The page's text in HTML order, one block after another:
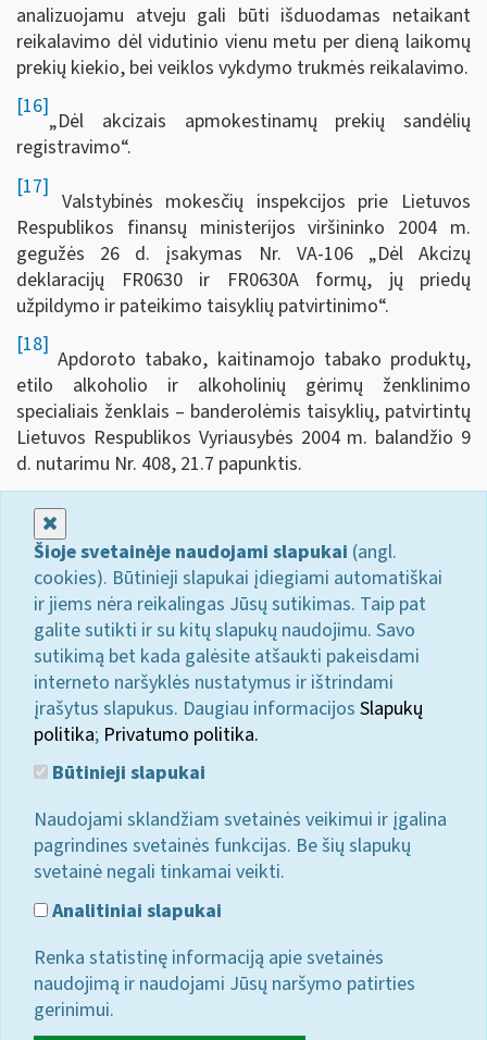
analizuojamu atveju gali būti išduodamas netaikant
reikalavimo dėl vidutinio vienu metu per dieną laikomų
prekių kiekio, bei veiklos vykdymo trukmės reikalavimo.
[16]
„Dėl akcizais apmokestinamų prekių sandėlių
registravimo“.
[17]
Valstybinės mokesčių inspekcijos prie Lietuvos
Respublikos finansų ministerijos viršininko 2004 m.
gegužės 26 d. įsakymas Nr. VA-106 „Dėl Akcizų
deklaracijų FR0630 ir FR0630A formų, jų priedų
užpildymo ir pateikimo taisyklių patvirtinimo“.
[18]
Apdoroto tabako, kaitinamojo tabako produktų,
etilo alkoholio ir alkoholinių gėrimų ženklinimo
specialiais ženklais – banderolėmis taisyklių, patvirtintų
Lietuvos Respublikos Vyriausybės 2004 m. balandžio 9
d. nutarimu Nr. 408, 21.7 papunktis.
Šioje svetainėje naudojami slapukai (angl.
cookies). Būtinieji slapukai įdiegiami automatiškai
ir jiems nėra reikalingas Jūsų sutikimas. Taip pat
galite sutikti ir su kitų slapukų naudojimu. Savo
sutikimą bet kada galėsite atšaukti pakeisdami
interneto naršyklės nustatymus ir ištrindami
įrašytus slapukus. Daugiau informacijos Slapukų
politika; Privatumo politika.
Būtinieji slapukai
Naudojami sklandžiam svetainės veikimui ir įgalina
pagrindines svetainės funkcijas. Be šių slapukų
svetainė negali tinkamai veikti.
Analitiniai slapukai
Renka statistinę informaciją apie svetainės
naudojimą ir naudojami Jūsų naršymo patirties
gerinimui.